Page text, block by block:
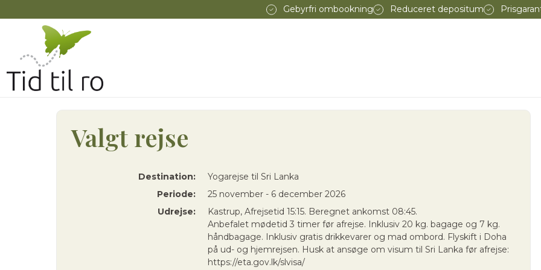
Gebyrfri ombookning Reduceret depositum
Valgt rejse
Destination:
Yogarejse til Sri Lanka
Periode:
25 november - 6 december 2026
Udrejse:
Kastrup, Afrejsetid 15:15. Beregnet ankomst 08:45.
Anbefalet mødetid 3 timer før afrejse. Inklusiv 20 kg. bagage og 7 kg.
håndbagage. Inklusiv gratis drikkevarer og mad ombord. Flyskift i Doha
på ud- og hjemrejsen. Husk at ansøge om visum til Sri Lanka før afrejse:
https://eta.gov.lk/slvisa/